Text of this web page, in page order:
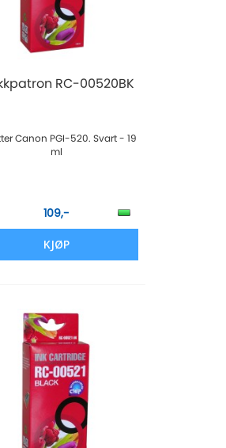
RC-00520BK
Canon PGI-520. Svart - 19
ml
109,-
KJØP